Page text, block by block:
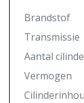
Brandstof
Transmissie
Aantal
Vermogen